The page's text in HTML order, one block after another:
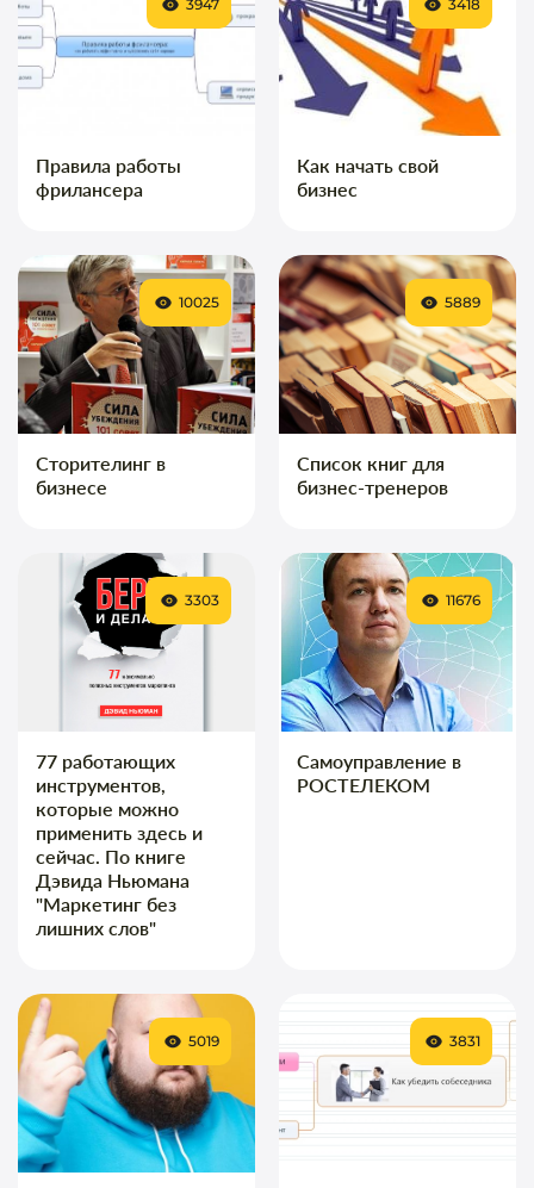
Правила работы
фрилансера
3947
Как начать свой
бизнес
3418
Сторителинг в
бизнесе
10025
Список книг для
бизнес-тренеров
5889
77 работающих
инструментов,
которые можно
применить здесь и
сейчас. По книге
Дэвида Ньюмана
"Маркетинг без
лишних слов"
3303
Самоуправление в
РОСТЕЛЕКОМ
11676
5019 3831